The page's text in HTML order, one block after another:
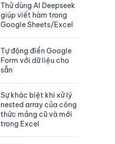
Thử dùng AI Deepseek
giúp viết hàm trong
Google Sheets/Excel
Tự động điền Google
Form với dữ liệu cho
sẵn
Sự khác biệt khi xử lý
nested array của công
thức mảng cũ và mới
trong Excel